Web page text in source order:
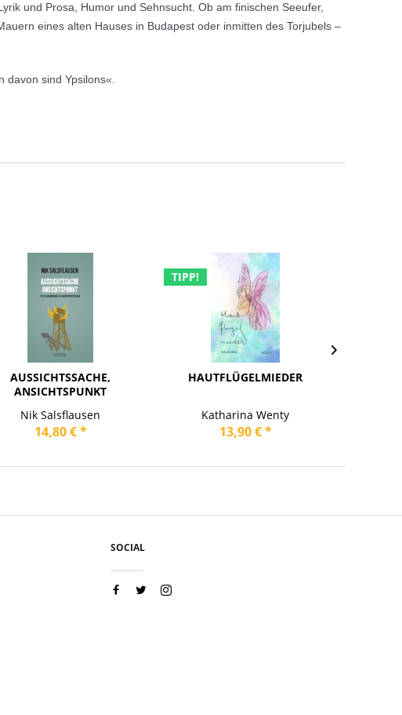
und Prosa, Humor und Sehnsucht. Ob am finischen Seeufer,
eines alten Hauses in Budapest oder inmitten des Torjubels –
sind Ypsilons«.
AUSSICHTSSACHE,
ANSICHTSPUNKT
Nik Salsflausen
14,80 € *
TIPP!
HAUTFLÜGELMIEDER
Katharina Wenty
13,90 € *
SOCIAL